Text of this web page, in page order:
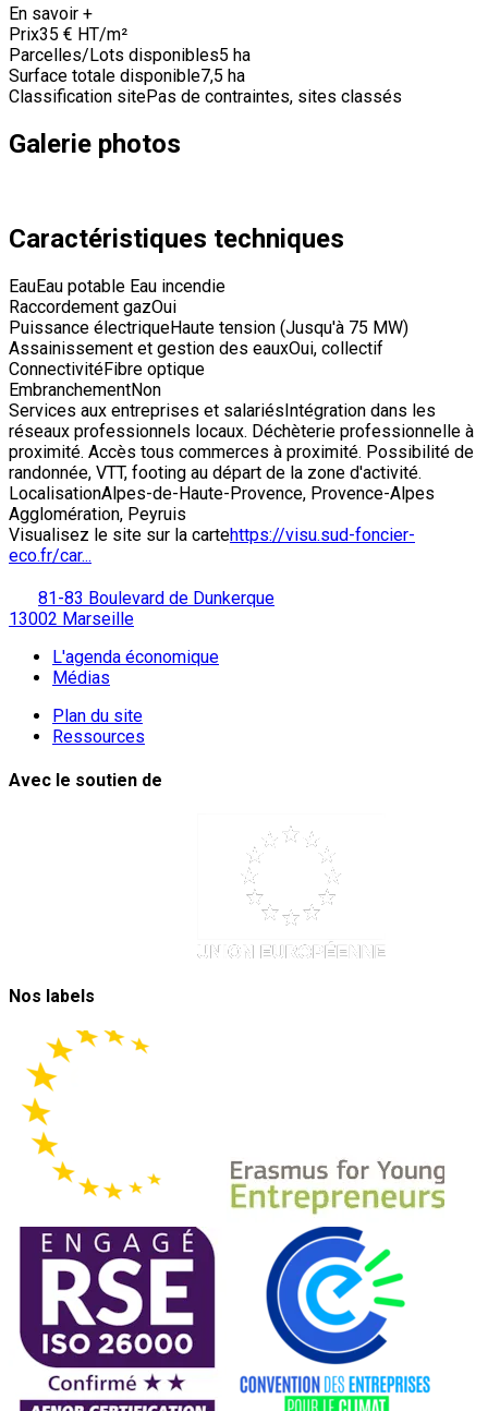
En savoir +
Prix35 € HT/m²
Parcelles/Lots disponibles5 ha
Surface totale disponible7,5 ha
Classification sitePas de contraintes, sites classés
Galerie photos
Caractéristiques techniques
EauEau potable Eau incendie
Raccordement gazOui
Puissance électriqueHaute tension (Jusqu'à 75 MW)
Assainissement et gestion des eauxOui, collectif
ConnectivitéFibre optique
EmbranchementNon
Services aux entreprises et salariésIntégration dans les
réseaux professionnels locaux. Déchèterie professionnelle à
proximité. Accès tous commerces à proximité. Possibilité de
randonnée, VTT, footing au départ de la zone d'activité.
LocalisationAlpes-de-Haute-Provence, Provence-Alpes
Agglomération, Peyruis
Visualisez le site sur la cartehttps://visu.sud-foncier-
eco.fr/car...
81-83 Boulevard de Dunkerque
13002 Marseille
L'agenda économique
Médias
Plan du site
Ressources
Avec le soutien de
Nos labels